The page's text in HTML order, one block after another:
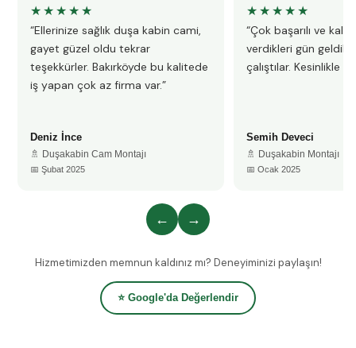
★★★★★
“Ellerinize sağlık duşa kabin cami,
gayet güzel oldu tekrar
teşekkürler. Bakırköyde bu kalitede
iş yapan çok az firma var.”
Deniz İnce
🚿 Duşakabin Cam Montajı
📅 Şubat 2025
★★★★★
“Çok başarılı ve
verdikleri gün
çalıştılar. Kesinlikle
Semih Deveci
🚿 Duşakabin Montajı
📅 Ocak 2025
← →
Hizmetimizden memnun kaldınız mı? Deneyiminizi paylaşın!
⭐ Google'da Değerlendir